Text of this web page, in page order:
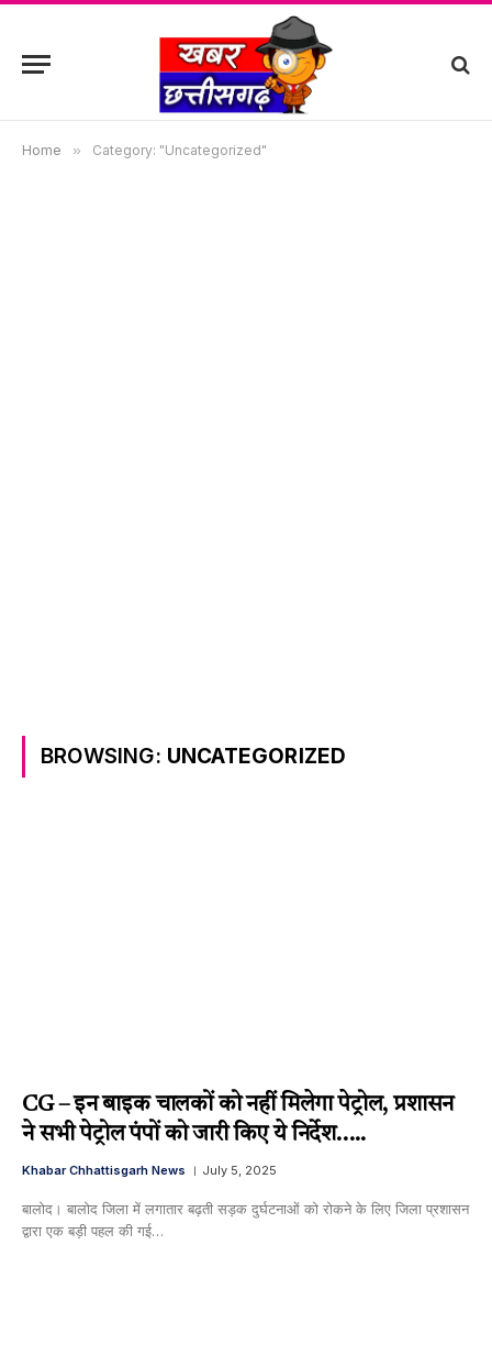
Home » Category: "Uncategorized"
BROWSING: UNCATEGORIZED
CG – इन बाइक चालकों को नहीं मिलेगा पेट्रोल, प्रशासन
ने सभी पेट्रोल पंपों को जारी किए ये निर्देश…..
Khabar Chhattisgarh News July 5, 2025
बालोद। बालोद जिला में लगातार बढ़ती सड़क दुर्घटनाओं को रोकने के लिए जिला प्रशासन
द्वारा एक बड़ी पहल की गई…